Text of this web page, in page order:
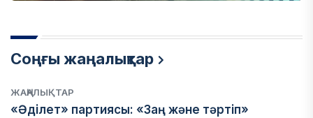
Соңғы жаңалықтар
ЖАҢАЛЫҚТАР
«Әділет» партиясы: «Заң және тәртіп»